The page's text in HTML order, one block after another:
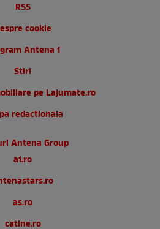
RSS
cookie
Antena 1
Stiri
pe Lajumate.ro
redactionala
Antena Group
a1.ro
as.ro
catine.ro